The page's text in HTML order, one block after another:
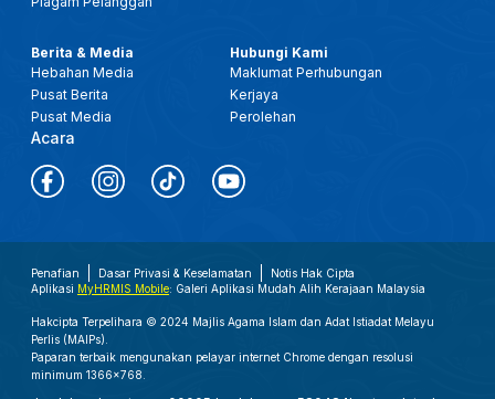
Berita & Media
Hebahan Media
Pusat Berita
Pusat Media
Acara
Hubungi Kami
Maklumat Perhubungan
Kerjaya
Perolehan
Penafian Dasar Privasi & Keselamatan
Notis Hak Cipta
Aplikasi MyHRMIS Mobile: Galeri Aplikasi Mudah Alih Kerajaan Malaysia
Hakcipta Terpelihara © 2024 Majlis Agama Islam dan Adat Istiadat Melayu
Perlis (MAIPs).
Paparan terbaik mengunakan pelayar internet Chrome dengan resolusi
minimum 1366x768.